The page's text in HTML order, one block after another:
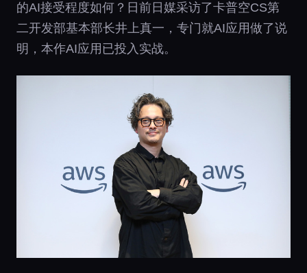
的AI接受程度如何？日前日媒采访了卡普空CS第
二开发部基本部长井上真一，专门就AI应用做了说
明，本作AI应用已投入实战。